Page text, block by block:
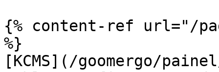
{% content-ref url="/
%}
[KCMS](/goomergo/